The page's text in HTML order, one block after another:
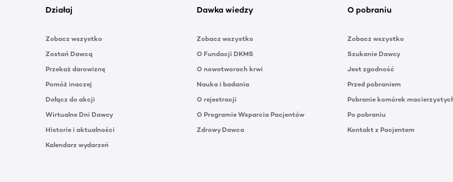
Działaj
Zobacz wszystko
Zostań Dawcą
Przekaż darowiznę
Pomóż inaczej
Dołącz do akcji
Wirtualne Dni Dawcy
Historie i aktualności
Kalendarz wydarzeń
Dawka wiedzy
Zobacz wszystko
O Fundacji DKMS
O nowotworach krwi
Nauka i badania
O rejestracji
O Programie Wsparcia Pacjentów
Zdrowy Dawca
O pobraniu
Zobacz wszystko
Szukanie Dawcy
Jest zgodność
Przed pobraniem
Pobranie komórek
Po pobraniu
Kontakt z Pacjentem